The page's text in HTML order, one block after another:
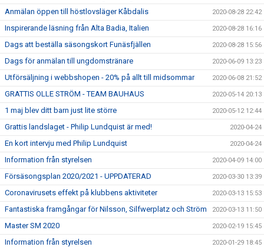
Anmälan öppen till höstlovsläger Kåbdalis 2020-08-28 22:42
Inspirerande läsning från Alta Badia, Italien 2020-08-28 16:16
Dags att beställa säsongskort Funäsfjällen 2020-08-28 15:56
Dags för anmälan till ungdomstränare 2020-06-09 13:23
Utförsäljning i webbshopen - 20% på allt till midsommar 2020-06-08 21:52
GRATTIS OLLE STRÖM - TEAM BAUHAUS 2020-05-14 20:13
1 maj blev ditt barn just lite större 2020-05-12 12:44
Grattis landslaget - Philip Lundquist är med! 2020-04-24
En kort intervju med Philip Lundquist 2020-04-24
Information från styrelsen 2020-04-09 14:00
Försäsongsplan 2020/2021 - UPPDATERAD 2020-03-30 13:39
Coronavirusets effekt på klubbens aktiviteter 2020-03-13 15:53
Fantastiska framgångar för Nilsson, Silfwerplatz och Ström 2020-03-13 11:50
Master SM 2020 2020-02-19 15:45
Information från styrelsen 2020-01-29 18:45